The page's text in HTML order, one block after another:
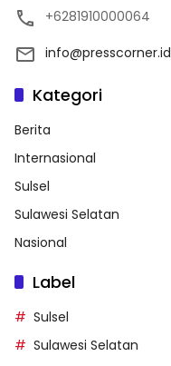
+6281910000064
info@presscorner.id
Kategori
Berita
Internasional
Sulsel
Sulawesi Selatan
Nasional
Label
Sulsel
Sulawesi Selatan